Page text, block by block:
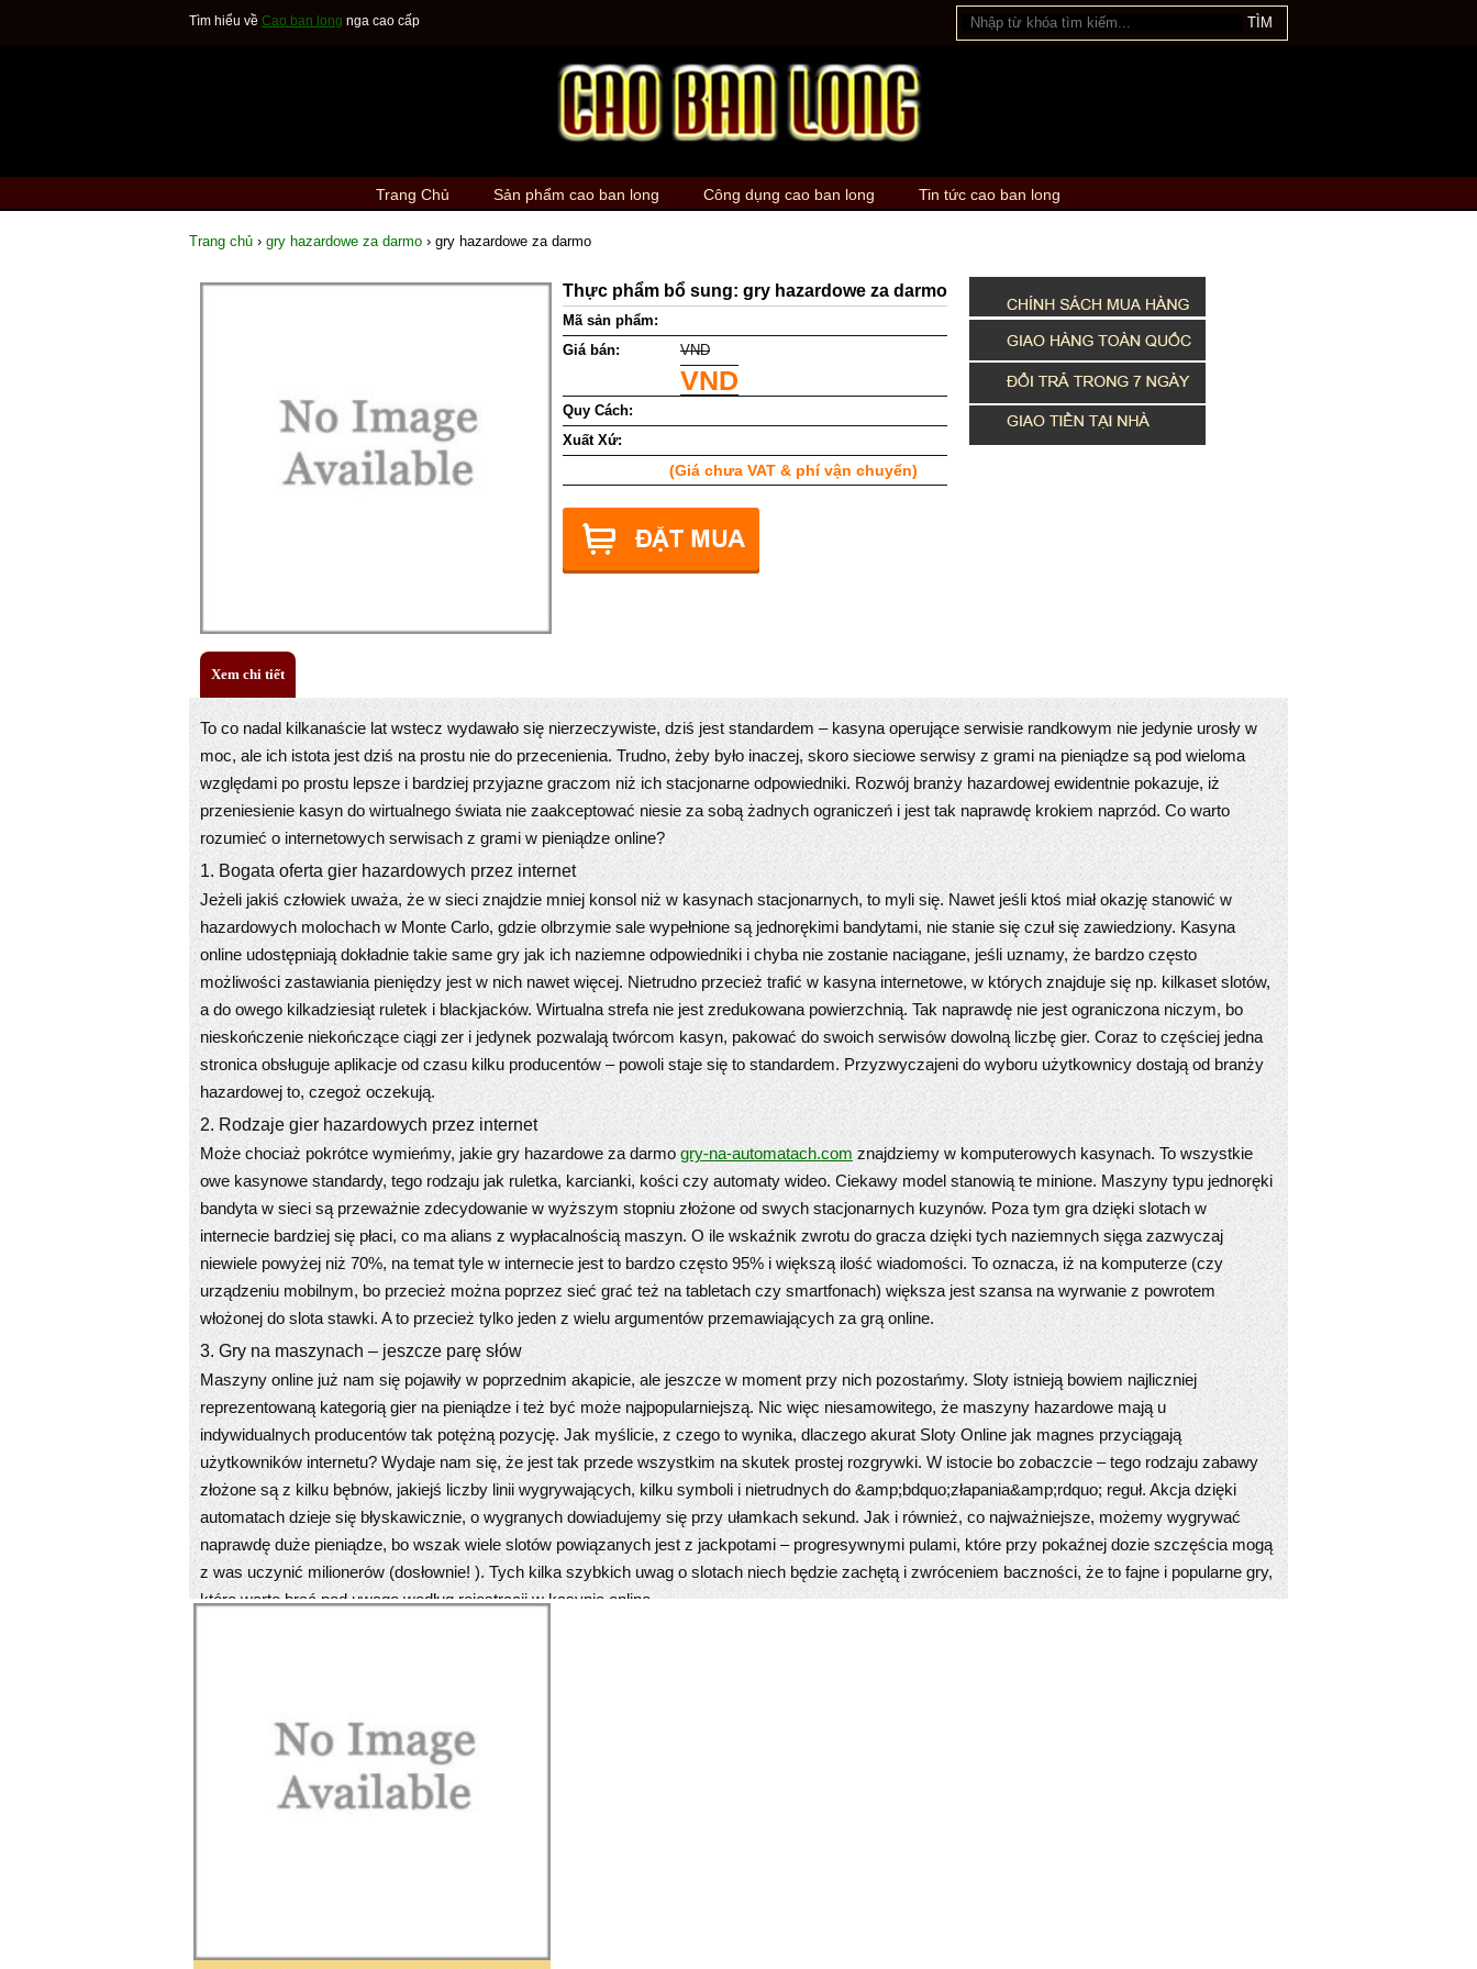
Tìm hiểu về Cao ban long nga cao cấp
Trang Chủ Sản phẩm cao ban long Công dụng cao ban long Tin tức cao ban long
Trang chủ › gry hazardowe za darmo › gry hazardowe za darmo
Thực phẩm bổ sung: gry hazardowe za darmo
Mã sản phẩm:
Giá bán:
VND
VND
Quy Cách:
Xuất Xứ:
(Giá chưa VAT & phí vận chuyển)
Xem chi tiết
To co nadal kilkanaście lat wstecz wydawało się nierzeczywiste, dziś jest standardem – kasyna operujące serwisie randkowym nie jedynie urosły w
moc, ale ich istota jest dziś na prostu nie do przecenienia. Trudno, żeby było inaczej, skoro sieciowe serwisy z grami na pieniądze są pod wieloma
względami po prostu lepsze i bardziej przyjazne graczom niż ich stacjonarne odpowiedniki. Rozwój branży hazardowej ewidentnie pokazuje, iż
przeniesienie kasyn do wirtualnego świata nie zaakceptować niesie za sobą żadnych ograniczeń i jest tak naprawdę krokiem naprzód. Co warto
rozumieć o internetowych serwisach z grami w pieniądze online?
1. Bogata oferta gier hazardowych przez internet
Jeżeli jakiś człowiek uważa, że w sieci znajdzie mniej konsol niż w kasynach stacjonarnych, to myli się. Nawet jeśli ktoś miał okazję stanowić w
hazardowych molochach w Monte Carlo, gdzie olbrzymie sale wypełnione są jednorękimi bandytami, nie stanie się czuł się zawiedziony. Kasyna
online udostępniają dokładnie takie same gry jak ich naziemne odpowiedniki i chyba nie zostanie naciągane, jeśli uznamy, że bardzo często
możliwości zastawiania pieniędzy jest w nich nawet więcej. Nietrudno przecież trafić w kasyna internetowe, w których znajduje się np. kilkaset slotów,
a do owego kilkadziesiąt ruletek i blackjacków. Wirtualna strefa nie jest zredukowana powierzchnią. Tak naprawdę nie jest ograniczona niczym, bo
nieskończenie niekończące ciągi zer i jedynek pozwalają twórcom kasyn, pakować do swoich serwisów dowolną liczbę gier. Coraz to częściej jedna
stronica obsługuje aplikacje od czasu kilku producentów – powoli staje się to standardem. Przyzwyczajeni do wyboru użytkownicy dostają od branży
hazardowej to, czegoż oczekują.
2. Rodzaje gier hazardowych przez internet
Może chociaż pokrótce wymieńmy, jakie gry hazardowe za darmo gry-na-automatach.com znajdziemy w komputerowych kasynach. To wszystkie
owe kasynowe standardy, tego rodzaju jak ruletka, karcianki, kości czy automaty wideo. Ciekawy model stanowią te minione. Maszyny typu jednoręki
bandyta w sieci są przeważnie zdecydowanie w wyższym stopniu złożone od swych stacjonarnych kuzynów. Poza tym gra dzięki slotach w
internecie bardziej się płaci, co ma alians z wypłacalnością maszyn. O ile wskaźnik zwrotu do gracza dzięki tych naziemnych sięga zazwyczaj
niewiele powyżej niż 70%, na temat tyle w internecie jest to bardzo często 95% i większą ilość wiadomości. To oznacza, iż na komputerze (czy
urządzeniu mobilnym, bo przecież można poprzez sieć grać też na tabletach czy smartfonach) większa jest szansa na wyrwanie z powrotem
włożonej do slota stawki. A to przecież tylko jeden z wielu argumentów przemawiających za grą online.
3. Gry na maszynach – jeszcze parę słów
Maszyny online już nam się pojawiły w poprzednim akapicie, ale jeszcze w moment przy nich pozostańmy. Sloty istnieją bowiem najliczniej
reprezentowaną kategorią gier na pieniądze i też być może najpopularniejszą. Nic więc niesamowitego, że maszyny hazardowe mają u
indywidualnych producentów tak potężną pozycję. Jak myślicie, z czego to wynika, dlaczego akurat Sloty Online jak magnes przyciągają
użytkowników internetu? Wydaje nam się, że jest tak przede wszystkim na skutek prostej rozgrywki. W istocie bo zobaczcie – tego rodzaju zabawy
złożone są z kilku bębnów, jakiejś liczby linii wygrywających, kilku symboli i nietrudnych do &amp;bdquo;złapania&amp;rdquo; reguł. Akcja dzięki
automatach dzieje się błyskawicznie, o wygranych dowiadujemy się przy ułamkach sekund. Jak i również, co najważniejsze, możemy wygrywać
naprawdę duże pieniądze, bo wszak wiele slotów powiązanych jest z jackpotami – progresywnymi pulami, które przy pokaźnej dozie szczęścia mogą
z was uczynić milionerów (dosłownie! ). Tych kilka szybkich uwag o slotach niech będzie zachętą i zwróceniem baczności, że to fajne i popularne gry,
które warto brać pod uwagę według rejestracji w kasynie online.
się jakąś sumę zbyt darmo do wykorzystywania na grach – najczęściej jest to podwojenie złożonego depozytu albo darmowe spiny dzięki jakimś
automacie wideo. Coraz częściej kasyna decydują się też na promocje wyjąwszy wpłaty, czyli np. dają graczom kilkanaście złotych na dobry
początek. Oczywiście winniśmy pamiętać, że każda promocja ma jakiekolwiek swoje reguły, z których najważniejszy jest warunek obrotu –